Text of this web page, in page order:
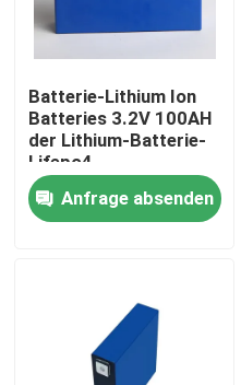
Produkte
Batterie-Lithium Ion
Batteries 3.2V 100AH
der Lithium-Batterie-
Lifepo4
Anfrage absenden